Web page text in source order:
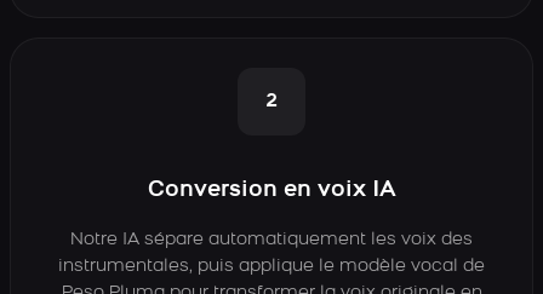
2
Conversion en voix IA
Notre IA sépare automatiquement les voix des
instrumentales, puis applique le modèle vocal de